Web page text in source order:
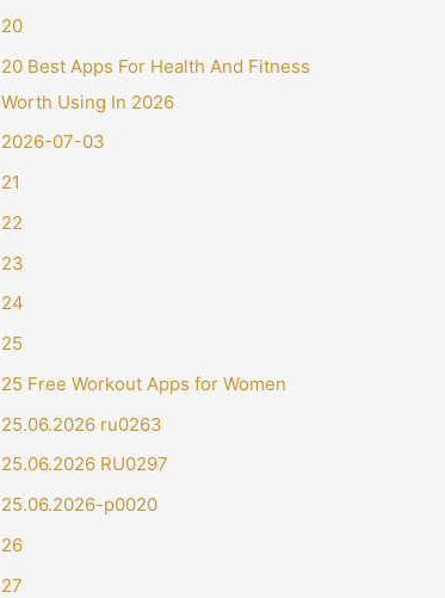
20
20 Best Apps For Health And Fitness
Worth Using In 2026
2026-07-03
21
22
23
24
25
25 Free Workout Apps for Women
25.06.2026 ru0263
25.06.2026 RU0297
25.06.2026-p0020
26
27